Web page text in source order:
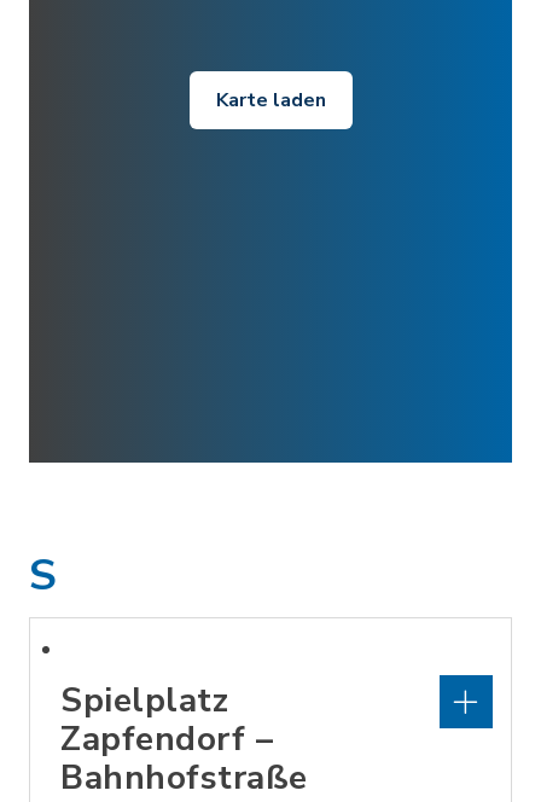
Karte laden
S
Spielplatz
Zapfendorf –
Bahnhofstraße